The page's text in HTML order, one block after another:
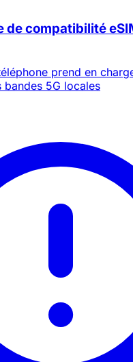
de compatibilité
prend en
bandes 5G locales